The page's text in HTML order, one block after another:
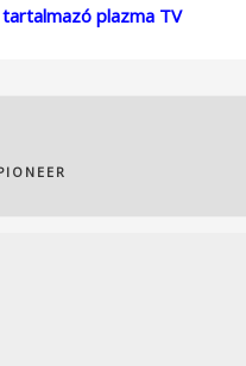
plazma TV